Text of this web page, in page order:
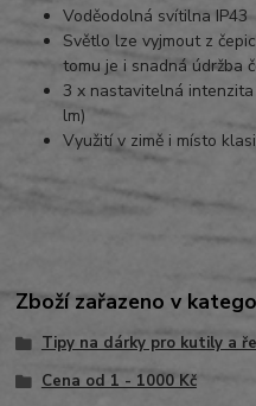
Voděodolná svítilna IP43
Světlo lze vyjmout z
tomu je i snadná údržba
3 x nastavitelná
lm)
Využití v zimě i místo
Zboží zařazeno v
Tipy na dárky pro kutily a
Cena od 1 - 1000 Kč